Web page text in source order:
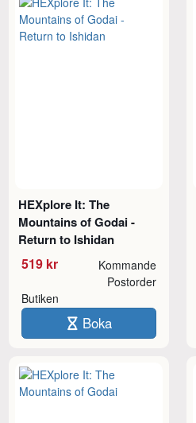
HEXplore It: The
Mountains of Godai -
Return to Ishidan
519 kr Kommande
Butiken
Postorder
Boka